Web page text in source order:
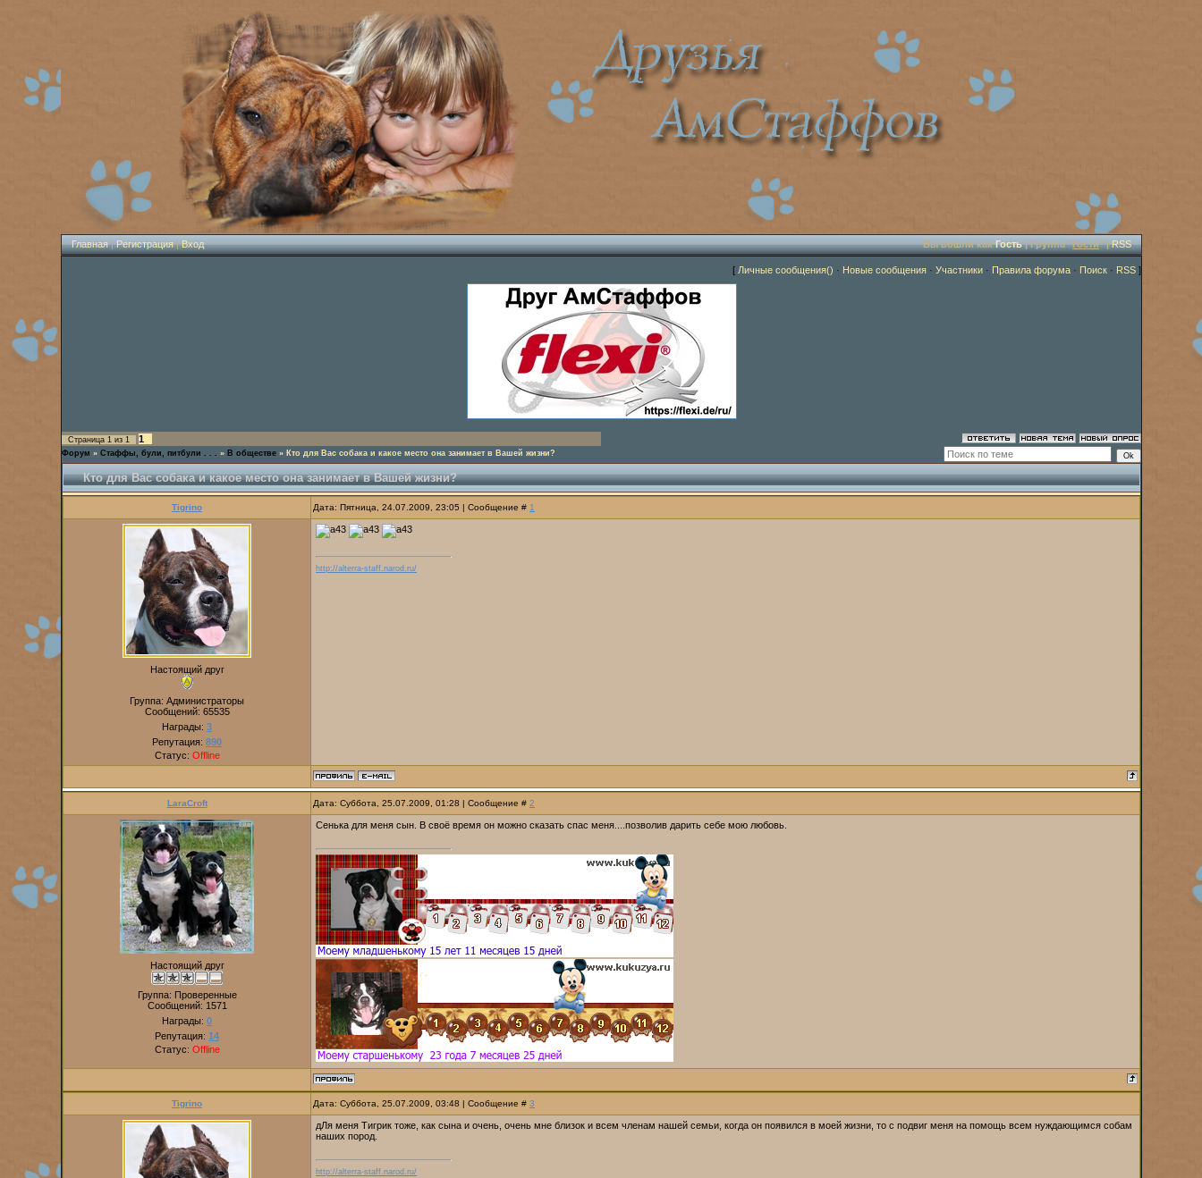
Главная|Регистрация|Вход Вы вошли какГость| Группа "Гости" |RSS
[ Личные сообщения() · Новые сообщения · Участники · Правила форума · Поиск · RSS ]
Страница 1 из 1 1
Форум » Стаффы, були, питбули . . . » В обществе » Кто для Вас собака и какое место она занимает в Вашей жизни?
Кто для Вас собака и какое место она занимает в Вашей жизни?
Tigrino Дата: Пятница, 24.07.2009, 23:05 | Сообщение # 1
Настоящий друг
Группа: Администраторы
Сообщений: 65535
Награды: 3
Репутация: 890
Статус: Offline
http://alterra-staff.narod.ru/
LaraCroft Дата: Суббота, 25.07.2009, 01:28 | Сообщение # 2
Настоящий друг
Группа: Проверенные
Сообщений: 1571
Награды: 0
Репутация: 14
Статус: Offline
Сенька для меня сын. В своё время он можно сказать спас меня....позволив дарить себе мою любовь.
Tigrino Дата: Суббота, 25.07.2009, 03:48 | Сообщение # 3
дЛя меня Тигрик тоже, как сына и очень, очень мне близок и всем членам нашей семьи, когда он появился в моей жизни, то с подвиг меня на помощь всем нуждающимся собам
наших пород.
http://alterra-staff.narod.ru/